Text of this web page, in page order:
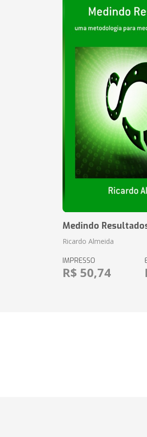
Medindo
Ricardo Almeida
IMPRESSO
R$ 50,74